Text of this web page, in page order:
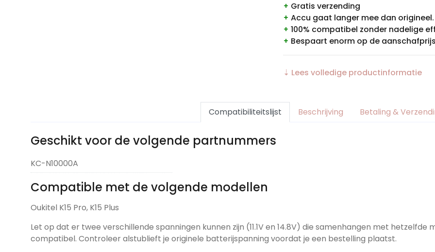
+ Gratis verzending
+ Accu gaat langer mee dan origineel.
+ 100% compatibel zonder nadelige
+ Bespaart enorm op de
⇣ Lees volledige productinformatie
Compatibiliteitslijst Beschrijving Betaling &
Geschikt voor de volgende partnummers
KC-N10000A
Compatible met de volgende modellen
Oukitel K15 Pro, K15 Plus
Let op dat er twee verschillende spanningen kunnen zijn (11.1V en 14.8V) die samenhangen met
compatibel. Controleer alstublieft je originele batterijspanning voordat je een bestelling plaatst.